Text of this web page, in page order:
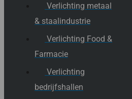
Verlichting metaal
& staalindustrie
Verlichting Food &
Farmacie
Verlichting
bedrijfshallen